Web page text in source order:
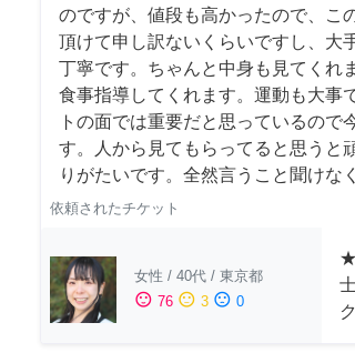
のですが、値段も高かったので、こ
頂けて申し訳ないくらいですし、大
丁寧です。ちゃんと中身も見てくれ
食事指導してくれます。運動も大事
トの面では重要だと思っているので
す。人から見てもらってると思うと
りがたいです。全然言うこと聞けな
依頼されたチケット
女性 / 40代 / 東京都
sentiment_satisfied 76 sentiment_neutral 3 sentiment_dissatisfied 0